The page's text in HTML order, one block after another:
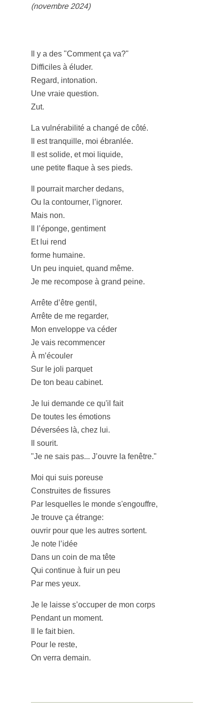
(novembre 2024)
Il y a des "Comment ça va?"
Difficiles à éluder.
Regard, intonation.
Une vraie question.
Zut.
La vulnérabilité a changé de côté.
Il est tranquille, moi ébranlée.
Il est solide, et moi liquide,
une petite flaque à ses pieds.
Il pourrait marcher dedans,
Ou la contourner, l’ignorer.
Mais non.
Il l’éponge, gentiment
Et lui rend
forme humaine.
Un peu inquiet, quand même.
Je me recompose à grand peine.
Arrête d’être gentil,
Arrête de me regarder,
Mon enveloppe va céder
Je vais recommencer
À m’écouler
Sur le joli parquet
De ton beau cabinet.
Je lui demande ce qu'il fait
De toutes les émotions
Déversées là, chez lui.
Il sourit.
"Je ne sais pas... J’ouvre la fenêtre."
Moi qui suis poreuse
Construites de fissures
Par lesquelles le monde s'engouffre,
Je trouve ça étrange:
ouvrir pour que les autres sortent.
Je note l’idée
Dans un coin de ma tête
Qui continue à fuir un peu
Par mes yeux.
Je le laisse s’occuper de mon corps
Pendant un moment.
Il le fait bien.
Pour le reste,
On verra demain.